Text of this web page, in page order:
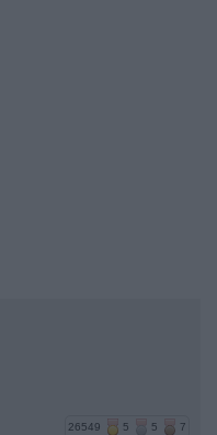
26549 5 5 7